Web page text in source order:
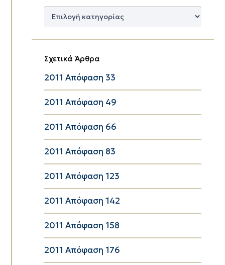
Δημοφιλείς
Σχετικά Άρθρα
2011 Απόφαση 33
2011 Απόφαση 49
2011 Απόφαση 66
2011 Απόφαση 83
2011 Απόφαση 123
2011 Απόφαση 142
2011 Απόφαση 158
2011 Απόφαση 176